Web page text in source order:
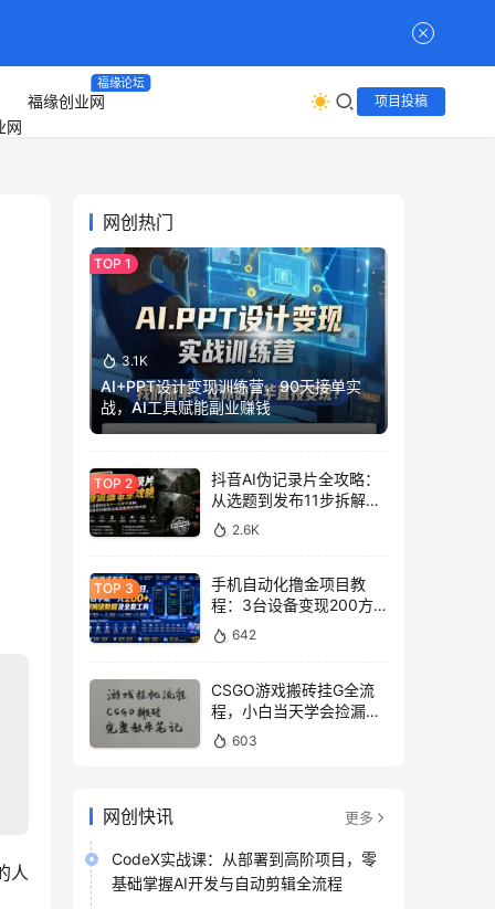
福缘创业网
福缘论坛
项目投稿
人
网创热门
3.1K
AI+PPT设计变现训练营，90天接单实
战，AI工具赋能副业赚钱
抖音AI伪记录片全攻略：
从选题到发布11步拆解，
零基础做出高流量真实感
内容
2.6K
手机自动化撸金项目教
程：3台设备变现200方
法，零门槛脚本工具与平
台玩法
642
CSGO游戏搬砖挂G全流
程，小白当天学会捡漏见
收益603
网创快讯 更多
CodeX实战课：从部署到高阶项目，零
基础掌握AI开发与自动剪辑全流程